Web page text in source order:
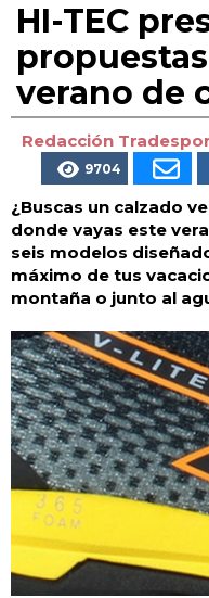
HI-TEC
verano de
Redacción
9704
¿Buscas un calzado
donde vayas este
seis modelos
máximo de tus
montaña o junto al